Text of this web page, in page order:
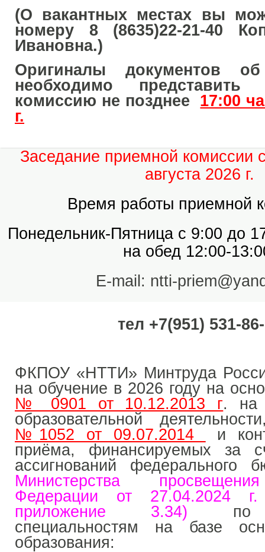
(О вакантных местах вы
номеру 8 (8635)22-21-40
Ивановна.)
Оригиналы документов об
необходимо
комиссию не позднее 17:00
г.
Заседание приемной комиссии
августа 2026 г.
Время работы приемной
Понедельник-Пятница с 9:00 до
на обед 12:00-
Е-mail: ntti-
тел +7(951) 531-
ФКПОУ «НТТИ» Минтруда
на обучение в 2026 году на
№ 0901 от 10.12.2013 г. на
образовательной
№1052 от 09.07.2014
и
приёма, финансируемых за
ассигнований федерального
Министерства
Федерации от
приложение 3.34) по
специальностям на базе
образования: